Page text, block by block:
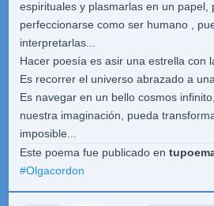
espirituales y plasmarlas en un papel,
perfeccionarse como ser humano ,
interpretarlas...
Hacer poesía es asir una estrella con
Es recorrer el universo abrazado a
Es navegar en un bello cosmos
nuestra imaginación, pueda
imposible...
Este poema fue publicado en
#Olgacordon